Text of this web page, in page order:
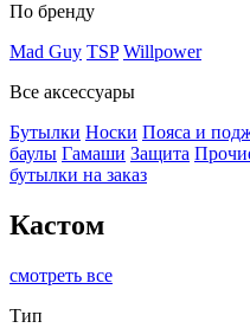
По бренду
Mad Guy TSP Willpower
Все аксессуары
Бутылки Носки Пояса и
баулы Гамаши Защита
бутылки на заказ
Кастом
смотреть все
Тип